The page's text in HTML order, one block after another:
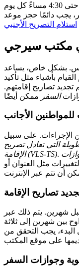
مكتب الإدارة مفتوح من الساعة 8:30 صباحًا حتى 4:30 مساءً كل يوم
يجب دائمًا حجز موعد
استلام التصريح الأجنبي
مكتب سيرجي
بشكل خاص، يساعد
تجديد تصاريح إقامتهم.
السفر
للمواطنين الأجانب
الإجراءات. على سبيل
التي تعادل تصريح
الإقامة (VLS-TS)
مثل العنوان أو
تصاريح الإقامة
شهرين. يتم ذلك عبر
بين شهرين إلى ثلاثة
البدء، يجب التحقق من
وجوازات السفر